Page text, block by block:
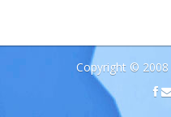
Copyright ©